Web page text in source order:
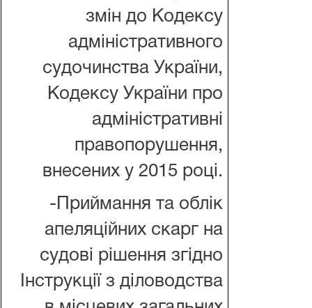
змін до Кодексу
адміністративного
судочинства України,
Кодексу України про
адміністративні
правопорушення,
внесених у 2015 році.
-Приймання та облік
апеляційних скарг на
судові рішення згідно
Інструкції з діловодства